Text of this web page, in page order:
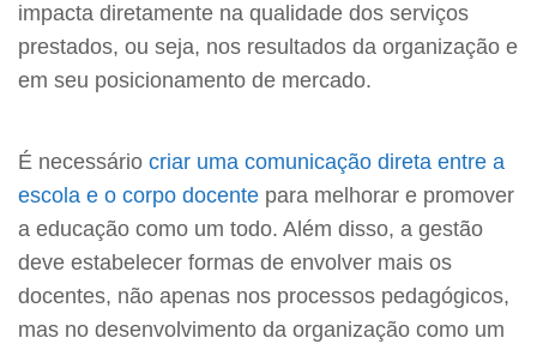
impacta diretamente na qualidade dos serviços
prestados, ou seja, nos resultados da organização e
em seu posicionamento de mercado.
É necessário criar uma comunicação direta entre a
escola e o corpo docente para melhorar e promover
a educação como um todo. Além disso, a gestão
deve estabelecer formas de envolver mais os
docentes, não apenas nos processos pedagógicos,
mas no desenvolvimento da organização como um